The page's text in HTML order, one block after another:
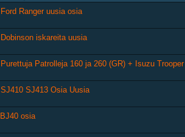
Ford Ranger uusia osia
Dobinson iskareita uusia
Purettuja Patrolleja 160 ja 260 (GR) + Isuzu Trooper
SJ410 SJ413 Osia Uusia
BJ40 osia